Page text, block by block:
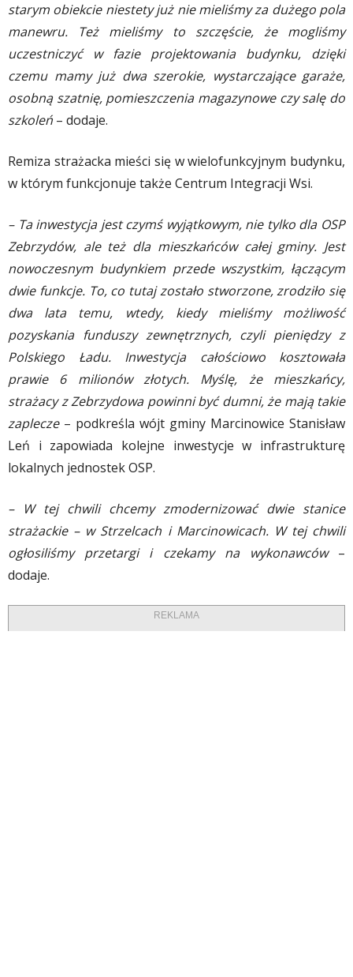
starym obiekcie niestety już nie mieliśmy za dużego pola
manewru. Też mieliśmy to szczęście, że mogliśmy
uczestniczyć w fazie projektowania budynku, dzięki
czemu mamy już dwa szerokie, wystarczające garaże,
osobną szatnię, pomieszczenia magazynowe czy salę do
szkoleń – dodaje.
Remiza strażacka mieści się w wielofunkcyjnym budynku,
w którym funkcjonuje także Centrum Integracji Wsi.
– Ta inwestycja jest czymś wyjątkowym, nie tylko dla OSP
Zebrzydów, ale też dla mieszkańców całej gminy. Jest
nowoczesnym budynkiem przede wszystkim, łączącym
dwie funkcje. To, co tutaj zostało stworzone, zrodziło się
dwa lata temu, wtedy, kiedy mieliśmy możliwość
pozyskania funduszy zewnętrznych, czyli pieniędzy z
Polskiego Ładu. Inwestycja całościowo kosztowała
prawie 6 milionów złotych. Myślę, że mieszkańcy,
strażacy z Zebrzydowa powinni być dumni, że mają takie
zaplecze– podkreśla wójt gminy Marcinowice Stanisław
Leń i zapowiada kolejne inwestycje w infrastrukturę
lokalnych jednostek OSP.
– W tej chwili chcemy zmodernizować dwie stanice
strażackie – w Strzelcach i Marcinowicach. W tej chwili
ogłosiliśmy przetargi i czekamy na wykonawców–
dodaje.
REKLAMA